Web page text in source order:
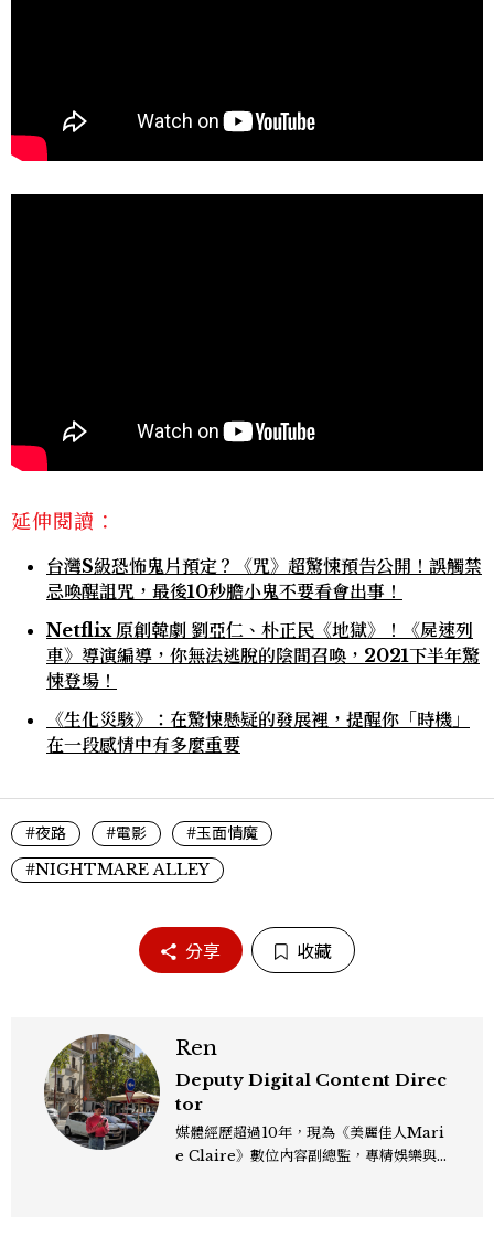
延伸閱讀：
台灣S級恐怖鬼片預定？《咒》超驚悚預告公開！誤觸禁
忌喚醒詛咒，最後10秒膽小鬼不要看會出事！
Netflix 原創韓劇 劉亞仁、朴正民《地獄》！《屍速列
車》導演編導，你無法逃脫的陰間召喚，2021下半年驚
悚登場！
《生化災駭》：在驚悚懸疑的發展裡，提醒你「時機」
在一段感情中有多麼重要
#夜路 #電影
#玉面情魔
#NIGHTMARE ALLEY
分享 收藏
Ren
Deputy Digital Content Direc
tor
媒體經歷超過10年，現為《美麗佳人Mari
e Claire》數位內容副總監，專精娛樂與